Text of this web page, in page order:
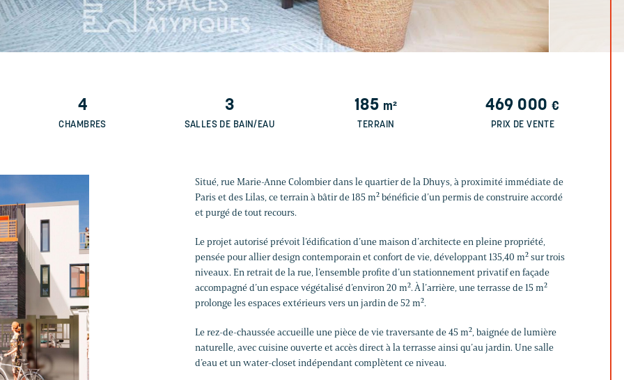
4
CHAMBRES
3
SALLES DE BAIN/EAU
185 m²
TERRAIN
469 000€
PRIX DE VENTE
Situé, rue Marie-Anne Colombier dans le quartier de la Dhuys, à proximité immédiate de
Paris et des Lilas, ce terrain à bâtir de 185 m² bénéficie d’un permis de construire accordé
et purgé de tout recours.
Le projet autorisé prévoit l’édification d’une maison d’architecte en pleine propriété,
pensée pour allier design contemporain et confort de vie, développant 135,40 m² sur trois
niveaux. En retrait de la rue, l’ensemble profite d’un stationnement privatif en façade
accompagné d’un espace végétalisé d’environ 20 m². À l’arrière, une terrasse de 15 m²
prolonge les espaces extérieurs vers un jardin de 52 m².
Le rez-de-chaussée accueille une pièce de vie traversante de 45 m², baignée de lumière
naturelle, avec cuisine ouverte et accès direct à la terrasse ainsi qu’au jardin. Une salle
d’eau et un water-closet indépendant complètent ce niveau.